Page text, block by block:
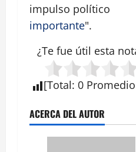
impulso político
importante".
¿Te fue útil esta
[Total: 0 Promedio
ACERCA DEL AUTOR